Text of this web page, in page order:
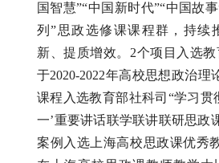
国智慧”“中国新时代”“中国故
列”思政选修课课程群，持续
新、提质增效。 2个项目入选
于2020-2022年高校思想政治理
课程入选教育部社科司“学习贯
一’重要讲话联学联讲联研思政
案例入选上海高校思政课优秀